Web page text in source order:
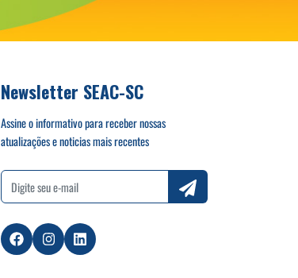
Newsletter SEAC-SC
Assine o informativo para receber nossas
atualizações e noticias mais recentes